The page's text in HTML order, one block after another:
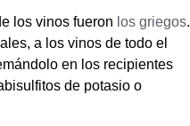
los vinos fueron los griegos.
a los vinos de todo el
en los recipientes
de potasio o